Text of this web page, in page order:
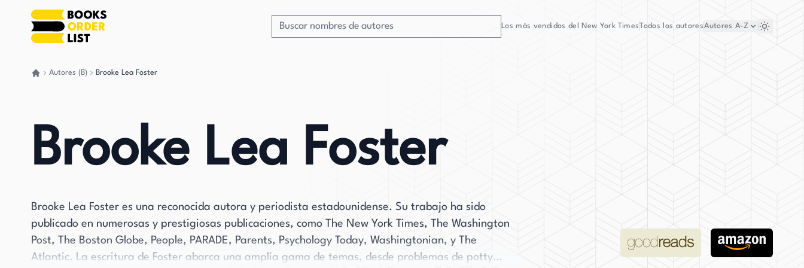
Los más vendidos del New York TimesTodos los autoresAutores A-Z
Autores (B) Brooke Lea Foster
Brooke Lea Foster
Brooke Lea Foster es una reconocida autora y periodista estadounidense. Su trabajo ha sido
publicado en numerosas y prestigiosas publicaciones, como The New York Times, The Washington
Post, The Boston Globe, People, PARADE, Parents, Psychology Today, Washingtonian, y The
Atlantic. La escritura de Foster abarca una amplia gama de temas, desde problemas de potty